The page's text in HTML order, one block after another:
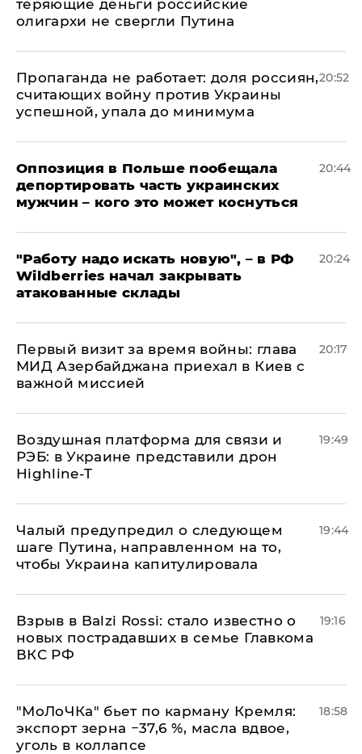
теряющие деньги российские
олигархи не свергли Путина
​Пропаганда не работает: доля россиян,
считающих войну против Украины
успешной, упала до минимума
20:52
Оппозиция в Польше пообещала
депортировать часть украинских
мужчин – кого это может коснуться
20:44
"Работу надо искать новую", – в РФ
Wildberries начал закрывать
атакованные склады
20:24
Первый визит за время войны: глава
МИД Азербайджана приехал в Киев с
важной миссией
20:17
Воздушная платформа для связи и
РЭБ: в Украине представили дрон
Highline-T
19:49
Чалый предупредил о следующем
шаге Путина, направленном на то,
чтобы Украина капитулировала
19:44
Взрыв в Balzi Rossi: стало известно о
новых пострадавших в семье Главкома
ВКС РФ
19:16
​"МоЛоЧКа" бьет по карману Кремля:
экспорт зерна −37,6 %, масла вдвое,
уголь в коллапсе
18:58